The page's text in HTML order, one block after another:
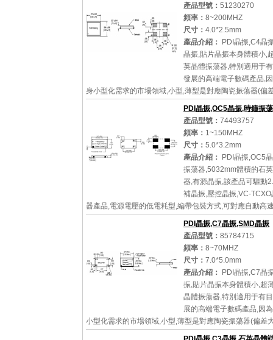
產品型號： 51230270
頻率： 8~200MHZ
尺寸： 4.0*2.5mm
產品介紹：
PDI晶振,C4晶
晶振,貼片晶振本身體積小,
英晶體振蕩器,特別適用于
發展的高端電子數碼產品,
身小型化需求的市場領域,小型,薄型是對應陶瓷振蕩器(偏
詳細參數 查看大圖
PDI晶振,OC5晶振,時鐘振
產品型號： 74493757
頻率： 1~150MHZ
尺寸： 5.0*3.2mm
產品介紹：
PDI晶振,OC5
振蕩器,5032mm體積的石
器,有源晶振,該產品可驅動
補晶振,壓控晶振,VC-
器產品,電源電壓的低電耗型,編帶包裝方式,可對應自動高
詳細參數 查看大圖
PDI晶振,C7晶振,SMD晶振
產品型號： 85784715
頻率： 8~70MHZ
尺寸： 7.0*5.0mm
產品介紹：
PDI晶振,C7晶
振,貼片晶振本身體積小,超
晶體振蕩器,特別適用于有
展的高端電子數碼產品,因
小型化需求的市場領域,小型,薄型是對應陶瓷振蕩器(偏差